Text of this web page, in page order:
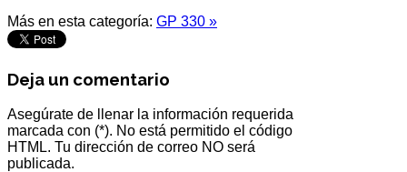
Más en esta categoría: GP 330 »
Deja un comentario
Asegúrate de llenar la información requerida
marcada con (*). No está permitido el código
HTML. Tu dirección de correo NO será
publicada.